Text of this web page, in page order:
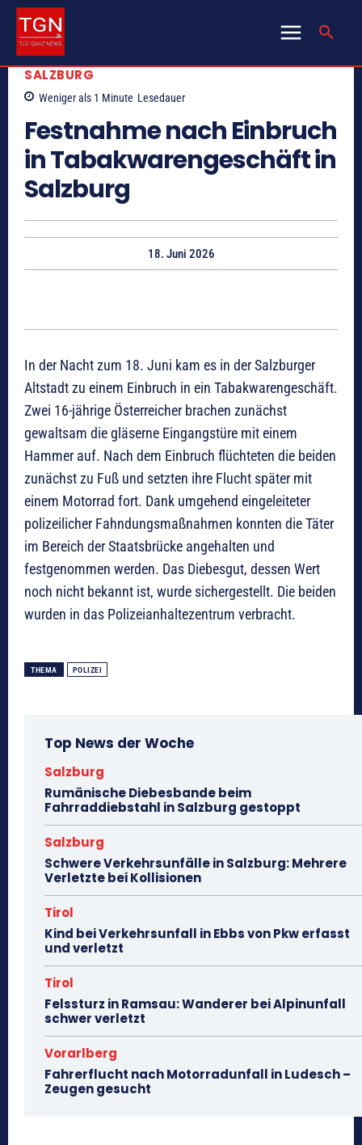
SALZBURG
Weniger als 1 Minute Lesedauer
Festnahme nach Einbruch
in Tabakwarengeschäft in
Salzburg
18. Juni 2026
In der Nacht zum 18. Juni kam es in der Salzburger
Altstadt zu einem Einbruch in ein Tabakwarengeschäft.
Zwei 16-jährige Österreicher brachen zunächst
gewaltsam die gläserne Eingangstüre mit einem
Hammer auf. Nach dem Einbruch flüchteten die beiden
zunächst zu Fuß und setzten ihre Flucht später mit
einem Motorrad fort. Dank umgehend eingeleiteter
polizeilicher Fahndungsmaßnahmen konnten die Täter
im Bereich der Staatsbrücke angehalten und
festgenommen werden. Das Diebesgut, dessen Wert
noch nicht bekannt ist, wurde sichergestellt. Die beiden
wurden in das Polizeianhaltezentrum verbracht.
THEMA POLIZEI
Top News der Woche
Salzburg
Rumänische Diebesbande beim
Fahrraddiebstahl in Salzburg gestoppt
Salzburg
Schwere Verkehrsunfälle in Salzburg: Mehrere
Verletzte bei Kollisionen
Tirol
Kind bei Verkehrsunfall in Ebbs von Pkw erfasst
und verletzt
Tirol
Felssturz in Ramsau: Wanderer bei Alpinunfall
schwer verletzt
Vorarlberg
Fahrerflucht nach Motorradunfall in Ludesch –
Zeugen gesucht